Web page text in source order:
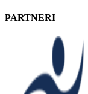
PARTNERI